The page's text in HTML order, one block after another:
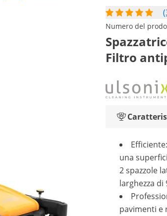
Numero del
Filtro
una
2 spazzole
larghezza di
pavimenti e